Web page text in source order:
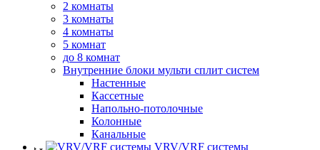
2 комнаты
3 комнаты
4 комнаты
5 комнат
до 8 комнат
Внутренние блоки мульти сплит систем
Настенные
Кассетные
Напольно-потолочные
Колонные
Канальные
VRV/VRF системы